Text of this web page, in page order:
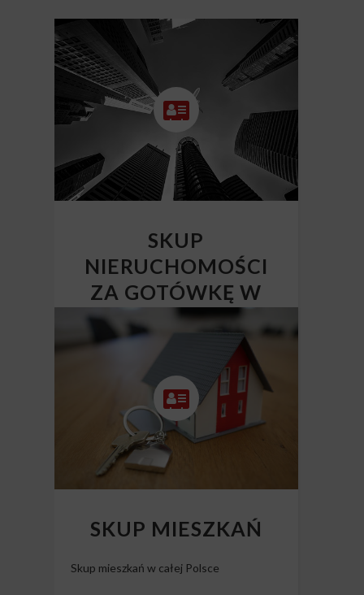
SKUP
NIERUCHOMOŚCI
ZA GOTÓWKĘ W
CAŁEJ POLSCE
Skup nieruchomości Polska
SKUP MIESZKAŃ
Skup mieszkań w całej Polsce